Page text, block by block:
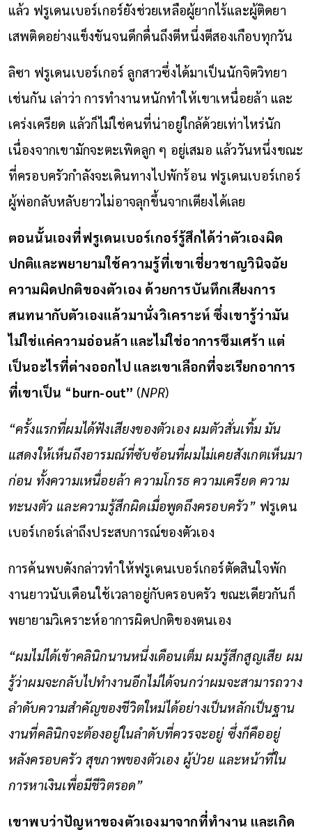
แล้ว ฟรูเดนเบอร์เกอร์ยังช่วยเหลือผู้ยากไร้และผู้ติดยา
เสพติดอย่างแข็งขันจนดึกดื่นถึงตีหนึ่งตีสองเกือบทุกวัน
ลิซา ฟรูเดนเบอร์เกอร์ ลูกสาวซึ่งได้มาเป็นนักจิตวิทยา
เช่นกัน เล่าว่า การทำงานหนักทำให้เขาเหนื่อยล้า และ
เคร่งเครียด แล้วก็ไม่ใช่คนที่น่าอยู่ใกล้ด้วยเท่าไหร่นัก
เนื่องจากเขามักจะตะเพิดลูก ๆ อยู่เสมอ แล้ววันหนึ่งขณะ
ที่ครอบครัวกำลังจะเดินทางไปพักร้อน ฟรูเดนเบอร์เกอร์
ผู้พ่อกลับหลับยาวไม่อาจลุกขึ้นจากเตียงได้เลย
ตอนนั้นเองที่ฟรูเดนเบอร์เกอร์รู้สึกได้ว่าตัวเองผิด
ปกติและพยายามใช้ความรู้ที่เขาเชี่ยวชาญวินิจฉัย
ความผิดปกติของตัวเอง ด้วยการบันทึกเสียงการ
สนทนากับตัวเองแล้วมานั่งวิเคราะห์ ซึ่งเขารู้ว่ามัน
ไม่ใช่แค่ความอ่อนล้า และไม่ใช่อาการซึมเศร้า แต่
เป็นอะไรที่ต่างออกไป และเขาเลือกที่จะเรียกอาการ
ที่เขาเป็น “burn-out” (NPR)
“ครั้งแรกที่ผมได้ฟังเสียงของตัวเอง ผมตัวสั่นเทิ้ม มัน
แสดงให้เห็นถึงอารมณ์ที่ซับซ้อนที่ผมไม่เคยสังเกตเห็นมา
ก่อน ทั้งความเหนื่อยล้า ความโกรธ ความเครียด ความ
ทะนงตัว และความรู้สึกผิดเมื่อพูดถึงครอบครัว” ฟรูเดน
เบอร์เกอร์เล่าถึงประสบการณ์ของตัวเอง
การค้นพบดังกล่าวทำให้ฟรูเดนเบอร์เกอร์ตัดสินใจพัก
งานยาวนับเดือนใช้เวลาอยู่กับครอบครัว ขณะเดียวกันก็
พยายามวิเคราะห์อาการผิดปกติของตนเอง
“ผมไม่ได้เข้าคลินิกนานหนึ่งเดือนเต็ม ผมรู้สึกสูญเสีย ผม
รู้ว่าผมจะกลับไปทำงานอีกไม่ได้จนกว่าผมจะสามารถวาง
ลำดับความสำคัญของชีวิตใหม่ได้อย่างเป็นหลักเป็นฐาน
งานที่คลินิกจะต้องอยู่ในลำดับที่ควรจะอยู่ ซึ่งก็คืออยู่
หลังครอบครัว สุขภาพของตัวเอง ผู้ป่วย และหน้าที่ใน
การหาเงินเพื่อมีชีวิตรอด”
เขาพบว่าปัญหาของตัวเองมาจากที่ทำงาน และเกิด